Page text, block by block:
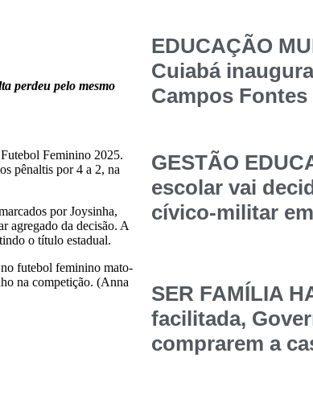
perdeu pelo mesmo
Feminino 2025.
pênaltis por 4 a 2, na
por Joysinha,
agregado da decisão. A
o título estadual.
futebol feminino mato-
na competição. (Anna
EDUCAÇÃO
Cuiabá
Campos
GESTÃO
escolar vai
cívico-militar
SER FAMÍLIA
facilitada,
comprarem a